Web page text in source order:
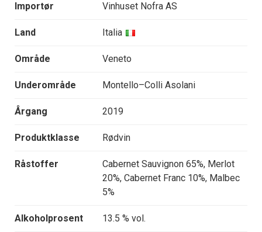
Importør Vinhuset Nofra AS
Land Italia
Område Veneto
Underområde Montello–Colli Asolani
Årgang 2019
Produktklasse Rødvin
Råstoffer
Cabernet Sauvignon 65%, Merlot
20%, Cabernet Franc 10%, Malbec
5%
Alkoholprosent 13.5 % vol.